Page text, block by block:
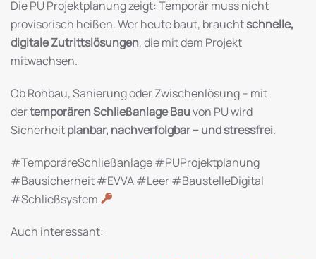
Die PU Projektplanung zeigt: Temporär muss nicht
provisorisch heißen. Wer heute baut, brauchtschnelle,
digitale Zutrittslösungen, die mit dem Projekt
mitwachsen.
Ob Rohbau, Sanierung oder Zwischenlösung – mit
dertemporären Schließanlage Bauvon PU wird
Sicherheitplanbar, nachverfolgbar – und stressfrei.
#TemporäreSchließanlage #PUProjektplanung
#Bausicherheit #EVVA #Leer #BaustelleDigital
#Schließsystem
Auch interessant: